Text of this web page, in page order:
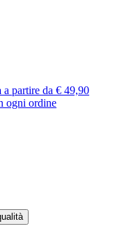
a partire da € 49,90
ogni ordine